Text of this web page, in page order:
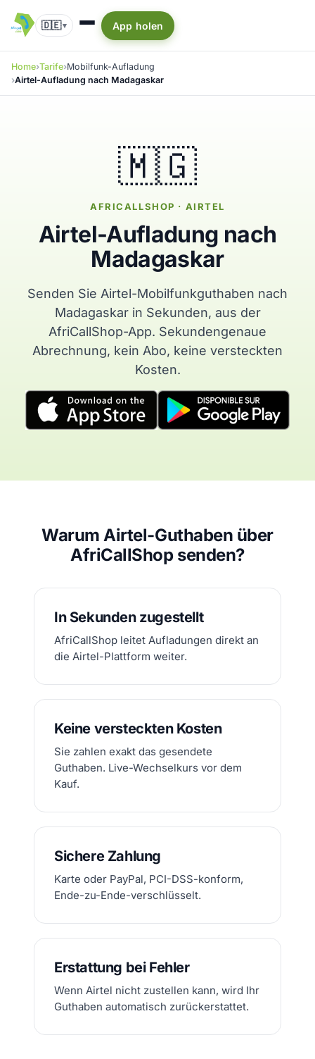
🇩🇪▾ App holen
Home Tarife Mobilfunk-Aufladung
Airtel-Aufladung nach Madagaskar
🇲🇬
AFRICALLSHOP · AIRTEL
Airtel-Aufladung nach
Madagaskar
Senden Sie Airtel-Mobilfunkguthaben nach
Madagaskar in Sekunden, aus der
AfriCallShop-App. Sekundengenaue
Abrechnung, kein Abo, keine versteckten
Kosten.
Warum Airtel-Guthaben über
AfriCallShop senden?
In Sekunden zugestellt
AfriCallShop leitet Aufladungen direkt an
die Airtel-Plattform weiter.
Keine versteckten Kosten
Sie zahlen exakt das gesendete
Guthaben. Live-Wechselkurs vor dem
Kauf.
Sichere Zahlung
Karte oder PayPal, PCI-DSS-konform,
Ende-zu-Ende-verschlüsselt.
Erstattung bei Fehler
Wenn Airtel nicht zustellen kann, wird Ihr
Guthaben automatisch zurückerstattet.